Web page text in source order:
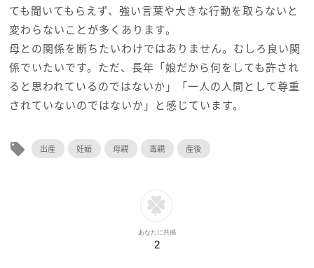
ても聞いてもらえず、強い言葉や大きな行動を取らないと
変わらないことが多くあります。
母との関係を断ちたいわけではありません。むしろ良い関
係でいたいです。ただ、長年「娘だから何をしても許され
ると思われているのではないか」「一人の人間として尊重
されていないのではないか」と感じています。
local_offer 出産 妊娠 母親 毒親 産後
あなたに共感
2